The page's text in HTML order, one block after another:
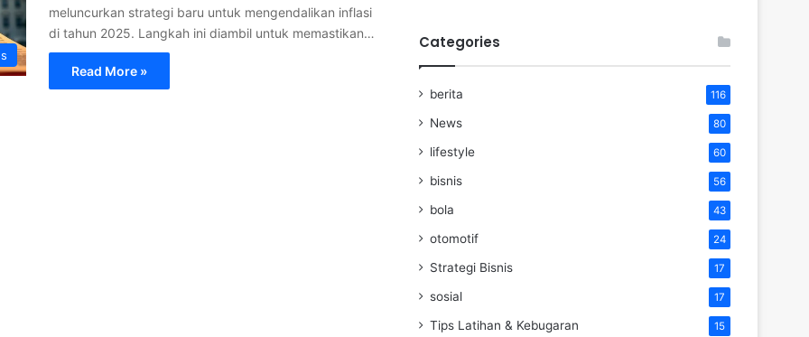
meluncurkan strategi baru untuk mengendalikan inflasi
di tahun 2025. Langkah ini diambil untuk memastikan…
Read More »
Categories
berita 116
News 80
lifestyle 60
bisnis 56
bola 43
otomotif 24
Strategi Bisnis 17
sosial 17
Tips Latihan & Kebugaran 15